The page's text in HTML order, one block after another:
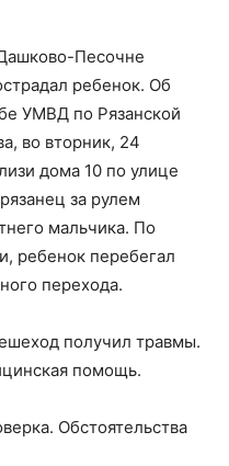
Песочне
ребенок. Об
УМВД по Рязанской
во вторник, 24
дома 10 по улице
за рулем
мальчика. По
ребенок перебегал
перехода.
получил травмы.
помощь.
Обстоятельства